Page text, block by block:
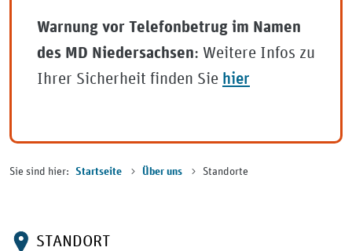
Warnung vor Telefonbetrug im Namen
des MD Niedersachsen: Weitere Infos zu
Ihrer Sicherheit finden Sie hier
Sie sind hier: Startseite Über uns Standorte
STANDORT